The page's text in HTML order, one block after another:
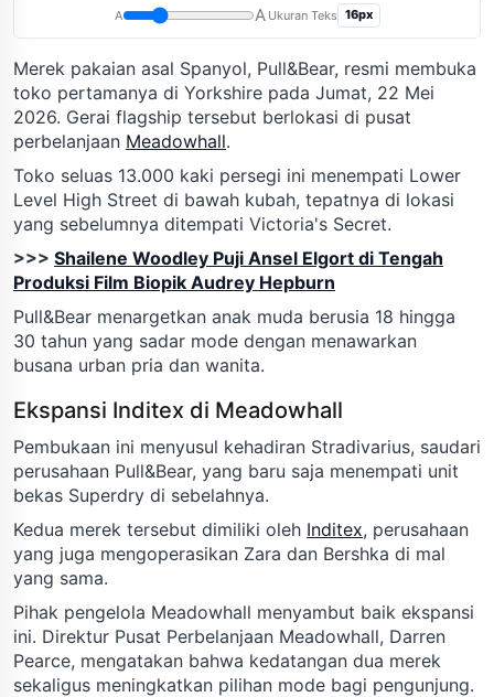
A A Ukuran Teks 16px
Merek pakaian asal Spanyol, Pull&Bear, resmi membuka
toko pertamanya di Yorkshire pada Jumat, 22 Mei
2026. Gerai flagship tersebut berlokasi di pusat
perbelanjaan Meadowhall.
Toko seluas 13.000 kaki persegi ini menempati Lower
Level High Street di bawah kubah, tepatnya di lokasi
yang sebelumnya ditempati Victoria's Secret.
>>> Shailene Woodley Puji Ansel Elgort di Tengah
Produksi Film Biopik Audrey Hepburn
Pull&Bear menargetkan anak muda berusia 18 hingga
30 tahun yang sadar mode dengan menawarkan
busana urban pria dan wanita.
Ekspansi Inditex di Meadowhall
Pembukaan ini menyusul kehadiran Stradivarius, saudari
perusahaan Pull&Bear, yang baru saja menempati unit
bekas Superdry di sebelahnya.
Kedua merek tersebut dimiliki oleh Inditex, perusahaan
yang juga mengoperasikan Zara dan Bershka di mal
yang sama.
Pihak pengelola Meadowhall menyambut baik ekspansi
ini. Direktur Pusat Perbelanjaan Meadowhall, Darren
Pearce, mengatakan bahwa kedatangan dua merek
sekaligus meningkatkan pilihan mode bagi pengunjung.